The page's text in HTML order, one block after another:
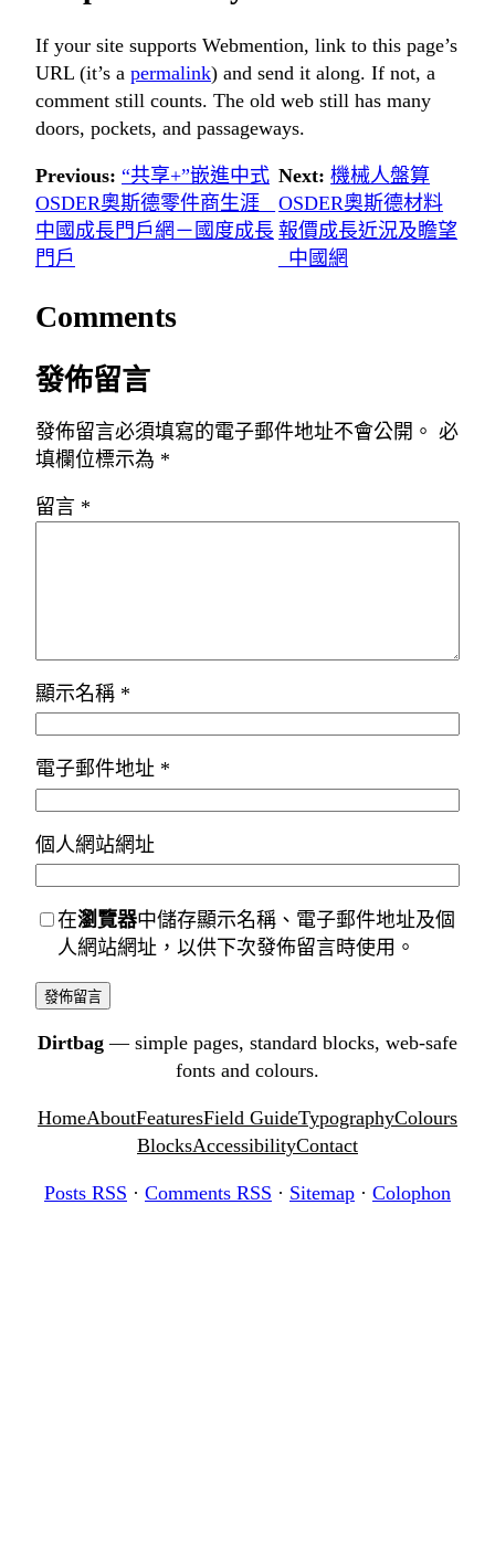
If your site supports Webmention, link to this page’s
URL (it’s a permalink) and send it along. If not, a
comment still counts. The old web still has many
doors, pockets, and passageways.
Previous: “共享+”嵌進中式
OSDER奧斯德零件商生涯 _
中國成長門戶網－國度成長
門戶
Next: 機械人盤算
OSDER奧斯德材料
報價成長近況及瞻望
_中國網
Comments
發佈留言
發佈留言必須填寫的電子郵件地址不會公開。 必
填欄位標示為 *
留言 *
顯示名稱 *
電子郵件地址 *
個人網站網址
在瀏覽器中儲存顯示名稱、電子郵件地址及個
人網站網址，以供下次發佈留言時使用。
Dirtbag — simple pages, standard blocks, web-safe
fonts and colours.
HomeAboutFeaturesField GuideTypographyColours
BlocksAccessibilityContact
Posts RSS · Comments RSS · Sitemap · Colophon